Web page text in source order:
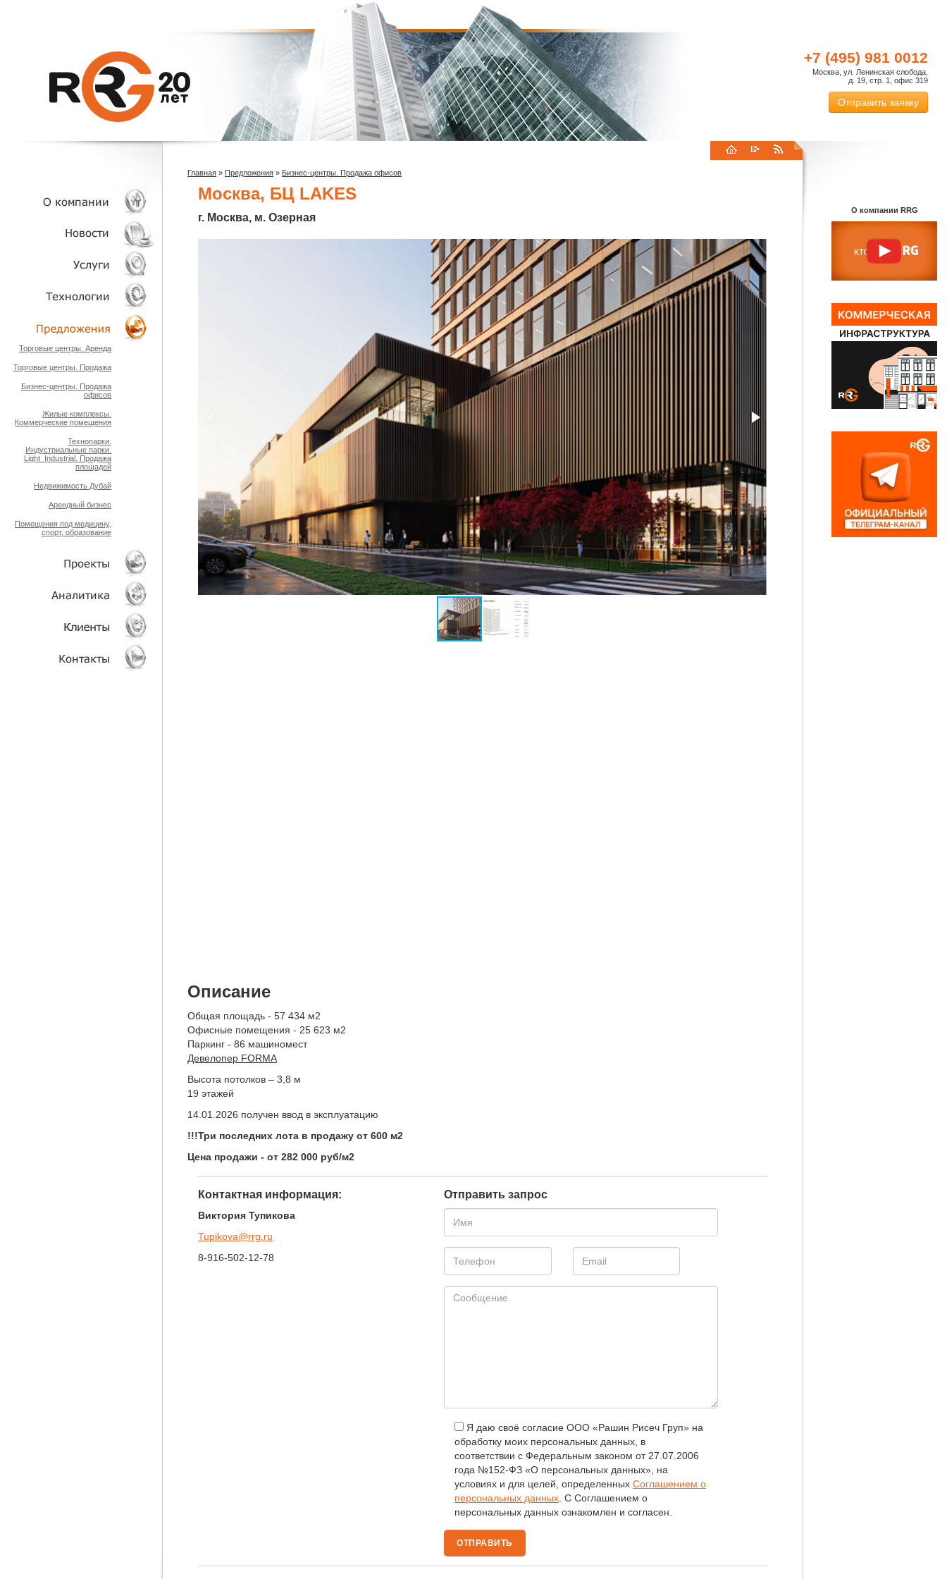
+7 (495) 981 0012
Москва, ул. Ленинская слобода,
д. 19, стр. 1, офис 319
Отправить заявку
О КОМПАНИИ
НОВОСТИ
УСЛУГИ
ТЕХНОЛОГИИ
ОБЪЕКТЫ
Торговые центры. Аренда
Торговые центры. Продажа
Бизнес-центры. Продажа
офисов
Жилые комплексы.
Коммерческие помещения
Технопарки.
Индустриальные парки.
Light_Industrial. Продажа
площадей
Недвижимость Дубай
Арендный бизнес
Помещения под медицину,
спорт, образование
ПРОЕКТЫ
АНАЛИТИКА
КЛИЕНТЫ
Главная » Предложения » Бизнес-центры. Продажа офисов
Москва, БЦ LAKES
г. Москва, м. Озерная
Описание
Общая площадь - 57 434 м2
Офисные помещения - 25 623 м2
Паркинг - 86 машиномест
Девелопер FORMA
Высота потолков – 3,8 м
19 этажей
14.01.2026 получен ввод в эксплуатацию
!!!Три последних лота в продажу от 600 м2
Цена продажи - от 282 000 руб/м2
Контактная информация:
Виктория Тупикова
Tupikova@rrg.ru
8-916-502-12-78
Отправить запрос
Я даю своё согласие ООО «Рашин Рисеч Груп» на
обработку моих персональных данных, в
соответствии с Федеральным законом от 27.07.2006
года №152-ФЗ «О персональных данных», на
условиях и для целей, определенныхСоглашением о
персональных данных . С Соглашением о
персональных данных ознакомлен и согласен.
О компании RRG